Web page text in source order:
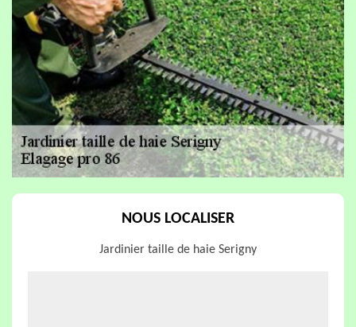
NOUS LOCALISER
Jardinier taille de haie Serigny